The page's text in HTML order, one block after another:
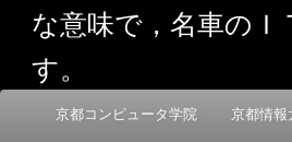
な意味で，名車の
す。
メ
サ
京都コンピュータ学院 京都情